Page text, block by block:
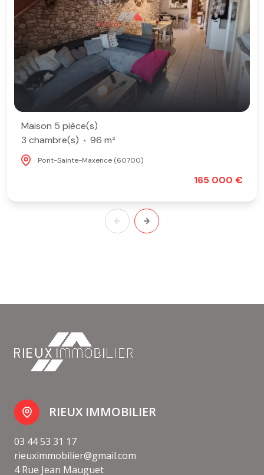
Maison 5 pièce(s)
3 chambre(s)
96 m²
Pont-Sainte-Maxence (60700)
165 000 €
RIEUX IMMOBILIER
03 44 53 31 17
rieuximmobilier@gmail.com
4 Rue Jean Mauguet